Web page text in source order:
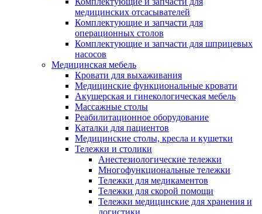
медицинских отсасывателей
Комплектующие и запчасти для
операционных столов
Комплектующие и запчасти для шприцевых
насосов
Медицинская мебель
Кровати для выхаживания
Медицинские функциональные кровати
Акушерская и гинекологическая мебель
Массажные столы
Реабилитационное оборудование
Каталки для пациентов
Медицинские столы, кресла и кушетки
Тележки и столики
Анестезиологические тележки
Многофункциональные тележки
Тележки для медикаментов
Тележки для скорой помощи
Тележки медицинские для хранения и
логистики